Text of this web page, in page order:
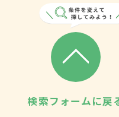
検索フォームに戻